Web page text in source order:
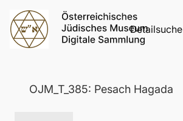
Detailsuche
OJM_T_385: Pesach Hagada